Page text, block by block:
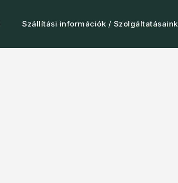
Szállítási információk / Szolgáltatásaink